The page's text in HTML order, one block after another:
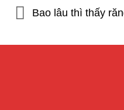
Bao lâu thì thấy